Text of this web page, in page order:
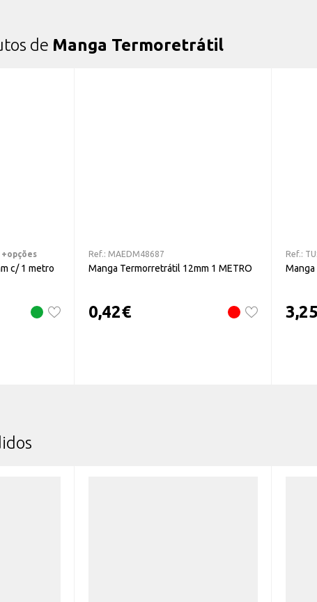
de Manga Termoretrátil
+opções
c/ 1 metro
Ref.: MAEDM48687
Manga Termorretrátil 12mm 1 METRO
0,42€
Ref.:
3,25